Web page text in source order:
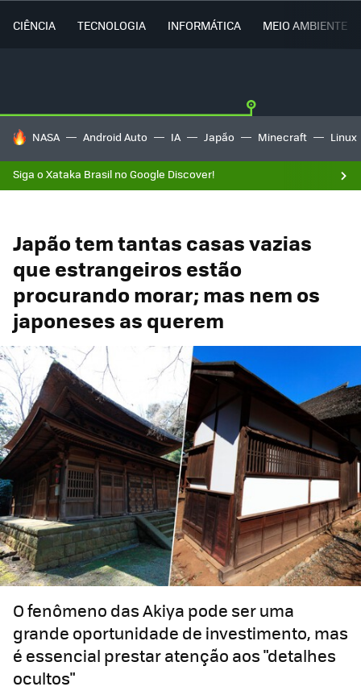
CIÊNCIA TECNOLOGIA INFORMÁTICA MEIO AMBIENTE
TENDÊNCIAS DO DIA
NASA Android Auto IA Japão Minecraft Linux
Siga o Xataka Brasil no Google Discover!
Japão tem tantas casas vazias
que estrangeiros estão
procurando morar; mas nem os
japoneses as querem
O fenômeno das Akiya pode ser uma
grande oportunidade de investimento, mas
é essencial prestar atenção aos "detalhes
ocultos"